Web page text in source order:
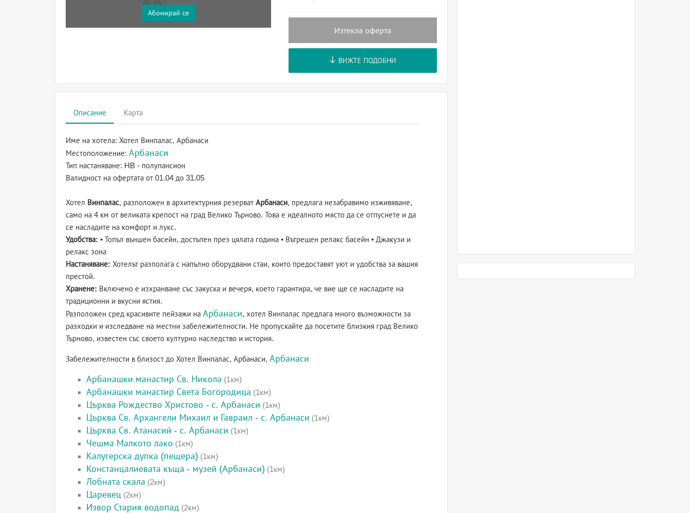
Абонирай се
Изтекла оферта
ВИЖТЕ ПОДОБНИ
Описание Карта
Име на хотела: Хотел Винпалас, Арбанаси
Местоположение: Арбанаси
Тип настаняване: HB - полупансион
Валидност на офертата от 01.04 до 31.05
Хотел Винпалас, разположен в архитектурния резерват Арбанаси, предлага незабравимо изживяване,
само на 4 км от великата крепост на град Велико Търново. Това е идеалното място да се отпуснете и да
се насладите на комфорт и лукс.
Удобства: • Топъл външен басейн, достъпен през цялата година • Вътрешен релакс басейн • Джакузи и
релакс зона
Настаняване: Хотелът разполага с напълно оборудвани стаи, които предоставят уют и удобства за вашия
престой.
Хранене: Включено е изхранване със закуска и вечеря, което гарантира, че вие ще се насладите на
традиционни и вкусни ястия.
Разположен сред красивите пейзажи на Арбанаси, хотел Винпалас предлага много възможности за
разходки и изследване на местни забележителности. Не пропускайте да посетите близкия град Велико
Търново, известен със своето културно наследство и история.
Забележителности в близост до Хотел Винпалас, Арбанаси, Арбанаси
Арбанашки манастир Св. Никола (1км)
Арбанашки манастир Света Богородица (1км)
Църква Рождество Христово - с. Арбанаси (1км)
Църква Св. Архангели Михаил и Гавраил - с. Арбанаси (1км)
Църква Св. Атанасий - с. Арбанаси (1км)
Чешма Малкото лако (1км)
Калугерска дупка (пещера) (1км)
Констанцалиевата къща - музей (Арбанаси) (1км)
Лобната скала (2км)
Царевец (2км)
Извор Стария водопад (2км)